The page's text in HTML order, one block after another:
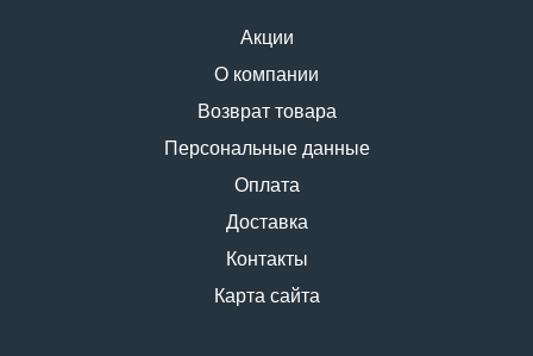
Акции
О компании
Возврат товара
Персональные данные
Оплата
Доставка
Контакты
Карта сайта